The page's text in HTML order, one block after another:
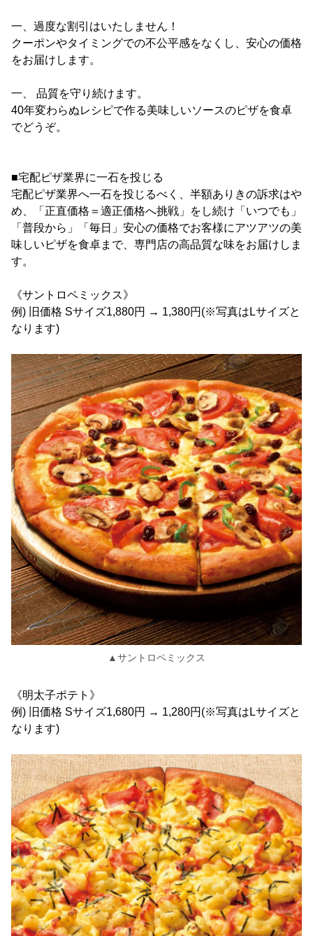
一、過度な割引はいたしません！
クーポンやタイミングでの不公平感をなくし、安心の価格
をお届けします。
一、 品質を守り続けます。
40年変わらぬレシピで作る美味しいソースのピザを食卓
でどうぞ。
■宅配ピザ業界に一石を投じる
宅配ピザ業界へ一石を投じるべく、半額ありきの訴求はや
め、「正直価格＝適正価格へ挑戦」をし続け「いつでも」
「普段から」「毎日」安心の価格でお客様にアツアツの美
味しいピザを食卓まで、専門店の高品質な味をお届けしま
す。
《サントロペミックス》
例) 旧価格 Sサイズ1,880円 → 1,380円(※写真はLサイズと
なります)
▲サントロペミックス
《明太子ポテト》
例) 旧価格 Sサイズ1,680円 → 1,280円(※写真はLサイズと
なります)